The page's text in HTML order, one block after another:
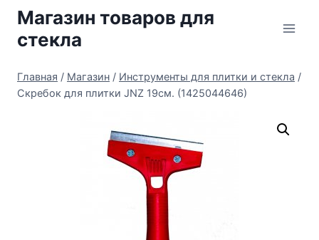
Перейти
содержимому
Магазин товаров для
стекла
Главная / Магазин / Инструменты для плитки и стекла /
Скребок для плитки JNZ 19см. (1425044646)